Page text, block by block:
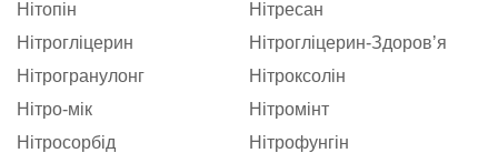
Нітопін
Нітресан
Нітрогліцерин
Нітрогліцерин-Здоровʼя
Нітрогранулонг
Нітроксолін
Нітро-мік
Нітромінт
Нітросорбід
Нітрофунгін